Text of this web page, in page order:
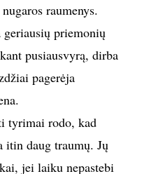
raumenys.
priemonių
pusiausvyrą, dirba
pagerėja
tyrimai rodo, kad
itin daug traumų. Jų
jei laiku nepastebi